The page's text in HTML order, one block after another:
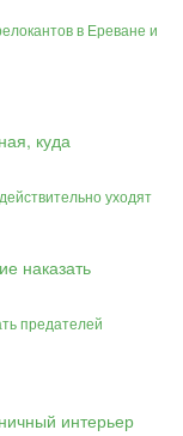
в Ереване и
уходят
предателей